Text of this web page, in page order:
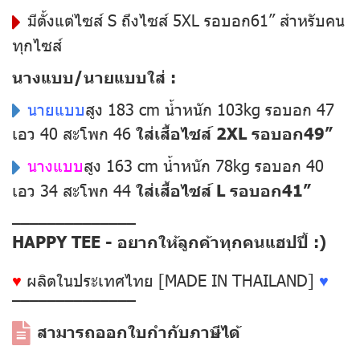
มีตั้งแต่ไซส์ S ถึงไซส์ 5XL รอบอก61” สำหรับคน
ทุกไซส์
นางแบบ/นายแบบใส่ :
นายแบบสูง 183 cm น้ำหนัก 103kg รอบอก 47
เอว 40 สะโพก 46 ใส่เสื้อไซส์ 2XL รอบอก49”
นางแบบสูง 163 cm น้ำหนัก 78kg รอบอก 40
เอว 34 สะโพก 44 ใส่เสื้อไซส์ L รอบอก41”
––––––––––––––
HAPPY TEE - อยากให้ลูกค้าทุกคนแฮปปี้ :)
♥ ผลิตในประเทศไทย [MADE IN THAILAND] ♥
––––––––––––––
สามารถออกใบกำกับภาษีได้